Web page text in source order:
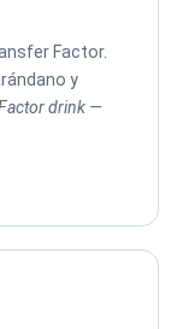
Factor.
y
drink —